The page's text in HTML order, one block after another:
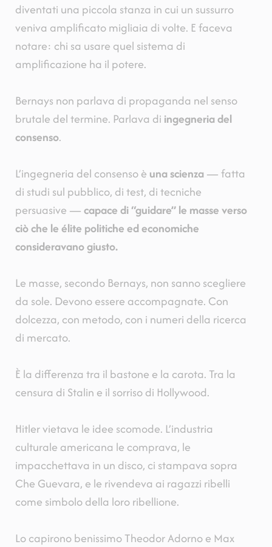
diventati una piccola stanza in cui un sussurro
veniva amplificato migliaia di volte. E faceva
notare: chi sa usare quel sistema di
amplificazione ha il potere.
Bernays non parlava di propaganda nel senso
brutale del termine. Parlava di ingegneria del
consenso.
L’ingegneria del consenso è una scienza— fatta
di studi sul pubblico, di test, di tecniche
persuasive —capace di “guidare” le masse verso
ciò che le élite politiche ed economiche
consideravano giusto.
Le masse, secondo Bernays, non sanno scegliere
da sole. Devono essere accompagnate. Con
dolcezza, con metodo, con i numeri della ricerca
di mercato.
È la differenza tra il bastone e la carota. Tra la
censura di Stalin e il sorriso di Hollywood.
Hitler vietava le idee scomode. L’industria
culturale americana le comprava, le
impacchettava in un disco, ci stampava sopra
Che Guevara, e le rivendeva ai ragazzi ribelli
come simbolo della loro ribellione.
Lo capirono benissimo Theodor Adorno e Max